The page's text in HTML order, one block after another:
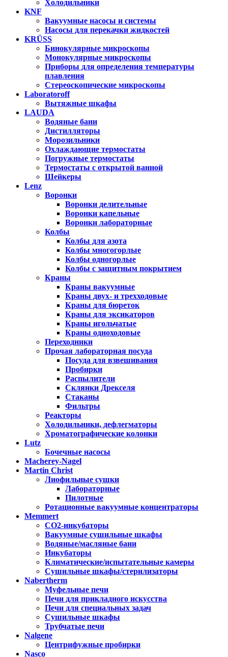
Холодильники
KNF
Вакуумные насосы и системы
Насосы для перекачки жидкостей
KRÜSS
Бинокулярные микроскопы
Монокулярные микроскопы
Приборы для определения температуры
плавления
Стереоскопические микроскопы
Laboratoroff
Вытяжные шкафы
LAUDA
Водяные бани
Дистилляторы
Морозильники
Охлаждающие термостаты
Погружные термостаты
Термостаты с открытой ванной
Шейкеры
Lenz
Воронки
Воронки делительные
Воронки капельные
Воронки лабораторные
Колбы
Колбы для азота
Колбы многогорлые
Колбы одногорлые
Колбы с защитным покрытием
Краны
Краны вакуумные
Краны двух- и трехходовые
Краны для бюреток
Краны для эксикаторов
Краны игольчатые
Краны одноходовые
Переходники
Прочая лабораторная посуда
Посуда для взвешивания
Пробирки
Распылители
Склянки Дрекселя
Стаканы
Фильтры
Реакторы
Холодильники, дефлегматоры
Хроматографические колонки
Lutz
Бочечные насосы
Macherey-Nagel
Martin Christ
Лиофильные сушки
Лабораторные
Пилотные
Ротационные вакуумные концентраторы
Memmert
CO2-инкубаторы
Вакуумные сушильные шкафы
Водяные/масляные бани
Инкубаторы
Климатические/испытательные камеры
Сушильные шкафы/стерилизаторы
Nabertherm
Муфельные печи
Печи для прикладного искусства
Печи для специальных задач
Сушильные шкафы
Трубчатые печи
Nalgene
Центрифужные пробирки
Nasco